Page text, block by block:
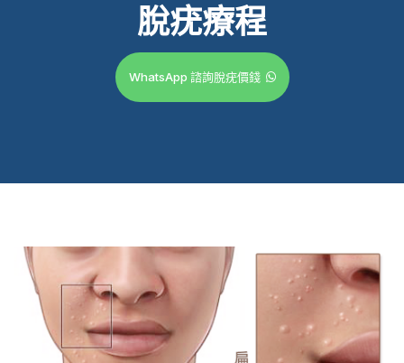
脫疣療程
WhatsApp 諮詢脫疣價錢